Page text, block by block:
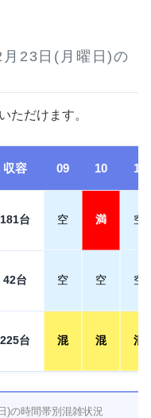
23日(月曜日)の
ただけます。
収容 09 10 11
181台 空 満 空
42台 空 空 空
225台 混 混 混
)の時間帯別混雑状況